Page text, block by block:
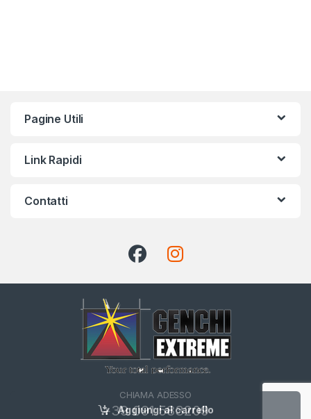
Aggiungi al carrello
Pagine Utili
Link Rapidi
Contatti
CHIAMA ADESSO
+39 091 583209